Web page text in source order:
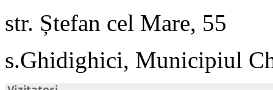
str. Ștefan cel Mare, 55
s.Ghidighici, Municipiul